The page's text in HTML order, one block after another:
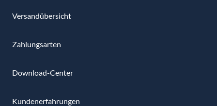
Versandübersicht
Zahlungsarten
Download-Center
Kundenerfahrungen